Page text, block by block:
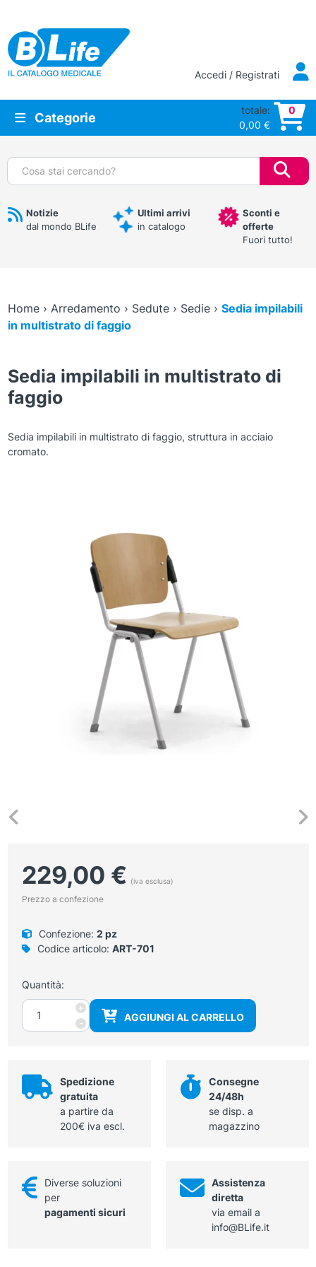
Vai al contenuto principale
Accedi / Registrati
Categorie
totale:
0,00 €
0
Cerca:
Notizie
dal mondo BLife
Ultimi arrivi
in catalogo
Sconti e
offerte
Fuori tutto!
Home› Arredamento › Sedute› Sedie› Sedia impilabili
in multistrato di faggio
Sedia impilabili in multistrato di
faggio
Sedia impilabili in multistrato di faggio, struttura in acciaio
cromato.
229,00 € (iva esclusa)
Prezzo a confezione
Confezione: 2 pz
Codice articolo: ART-701
Quantità:
-
Sedia
impilabili
in
faggio
quantità
+
AGGIUNGI AL CARRELLO
Spedizione
gratuita
a partire da
200€ iva escl.
Consegne
24/48h
se disp. a
magazzino
Diverse soluzioni
per
pagamenti sicuri
Assistenza
diretta
via email a
info@BLife.it